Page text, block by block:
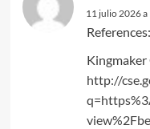
11 julio 2026 a
References:
Kingmaker
http://